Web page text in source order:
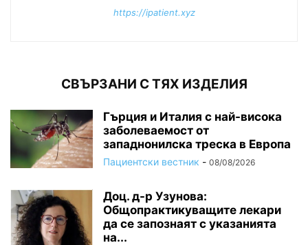
https://ipatient.xyz
СВЪРЗАНИ С ТЯХ ИЗДЕЛИЯ
Гърция и Италия с най-висока
заболеваемост от
западнонилска треска в Европа
Пациентски вестник - 08/08/2026
Доц. д-р Узунова:
Общопрактикуващите лекари
да се запознаят с указанията
на...